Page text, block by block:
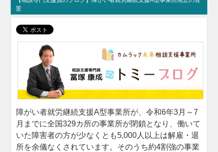
景
障がい者就労継続支援A型事業所が、令和6年3月～7
月までに全国329カ所の事業所が閉鎖となり、働いて
いた障害者の方が少なくとも5,000人以上は解雇・退
所を余儀なくされています。そのうち約4割強の事業